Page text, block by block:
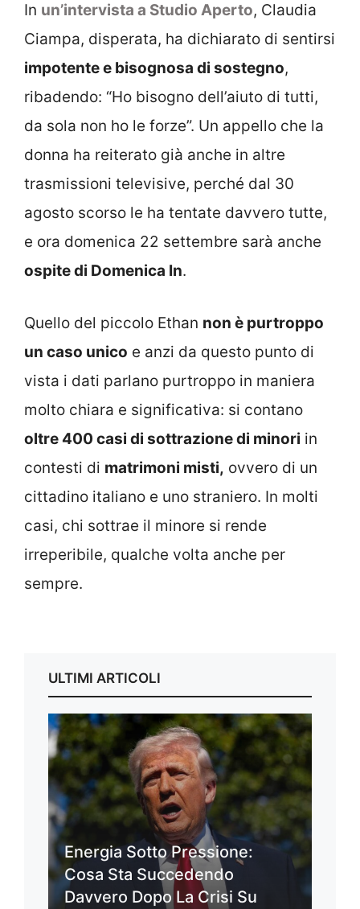
In un’intervista a Studio Aperto, Claudia
Ciampa, disperata, ha dichiarato di sentirsi
impotente e bisognosa di sostegno,
ribadendo: “Ho bisogno dell’aiuto di tutti,
da sola non ho le forze”. Un appello che la
donna ha reiterato già anche in altre
trasmissioni televisive, perché dal 30
agosto scorso le ha tentate davvero tutte,
e ora domenica 22 settembre sarà anche
ospite di Domenica In.
Quello del piccolo Ethan non è purtroppo
un caso unico e anzi da questo punto di
vista i dati parlano purtroppo in maniera
molto chiara e significativa: si contano
oltre 400 casi di sottrazione di minori in
contesti di matrimoni misti, ovvero di un
cittadino italiano e uno straniero. In molti
casi, chi sottrae il minore si rende
irreperibile, qualche volta anche per
sempre.
ULTIMI ARTICOLI
Energia Sotto Pressione:
Cosa Sta Succedendo
Davvero Dopo La Crisi Su